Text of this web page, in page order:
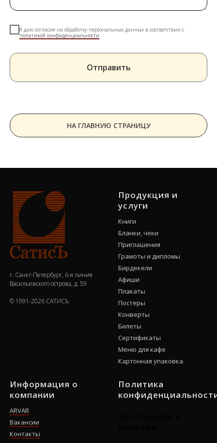
Я даю согласие на обработку персональных данных в соответствии с
политикой конфиденциальности
Отправить
НА ГЛАВНУЮ СТРАНИЦУ
г. Санкт-Петербург, 6-я линия
Васильевского острова, д. 59
© 1991-2026 САТИСЪ
Продукция и
услуги
Книги
Бланки, чеки
Приглашения
Грамоты и дипломы
Бирдекели
Афиши
Плакаты
Постеры
Конверты
Билеты
Сертификаты
Меню для кафе
Картонная упаковка
Информация о
компании
ARVAR
Вакансии
Контакты
Политика